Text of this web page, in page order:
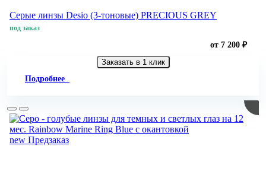
Серые линзы Desio (3-тоновые) PRECIOUS GREY
под заказ
от 7 200 ₽
Заказать в 1 клик
Подробнее
new Предзаказ